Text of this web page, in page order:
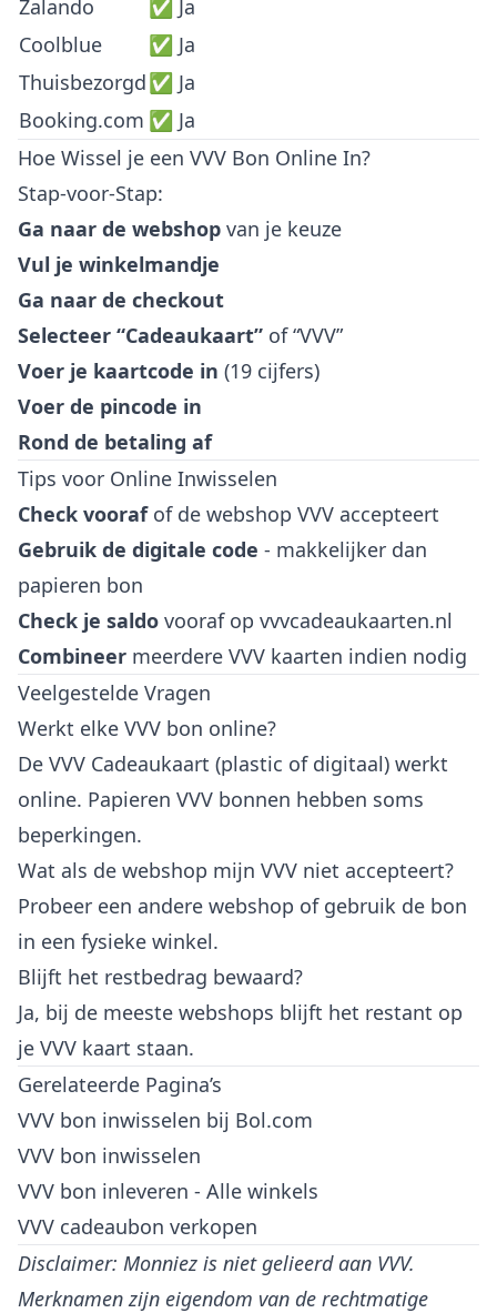
Zalando
✅ Ja
Coolblue
✅ Ja
Thuisbezorgd✅ Ja
Booking.com ✅ Ja
Hoe Wissel je een VVV Bon Online In?
Stap-voor-Stap:
Ga naar de webshop van je keuze
Vul je winkelmandje
Ga naar de checkout
Selecteer “Cadeaukaart” of “VVV”
Voer je kaartcode in (19 cijfers)
Voer de pincode in
Rond de betaling af
Tips voor Online Inwisselen
Check voorafof de webshop VVV accepteert
Gebruik de digitale code - makkelijker dan
papieren bon
Check je saldo vooraf op vvvcadeaukaarten.nl
Combineer meerdere VVV kaarten indien nodig
Veelgestelde Vragen
Werkt elke VVV bon online?
De VVV Cadeaukaart (plastic of digitaal) werkt
online. Papieren VVV bonnen hebben soms
beperkingen.
Wat als de webshop mijn VVV niet accepteert?
Probeer een andere webshop of gebruik de bon
in een fysieke winkel.
Blijft het restbedrag bewaard?
Ja, bij de meeste webshops blijft het restant op
je VVV kaart staan.
Gerelateerde Pagina’s
VVV bon inwisselen bij Bol.com
VVV bon inwisselen
VVV bon inleveren - Alle winkels
VVV cadeaubon verkopen
Disclaimer: Monniez is niet gelieerd aan VVV.
Merknamen zijn eigendom van de rechtmatige